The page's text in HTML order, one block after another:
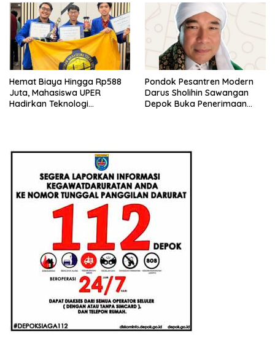
Hemat Biaya Hingga Rp588
Juta, Mahasiswa UPER
Hadirkan Teknologi
Pondok Pesantren Modern
Darus Sholihin Sawangan
Depok Buka Penerimaan